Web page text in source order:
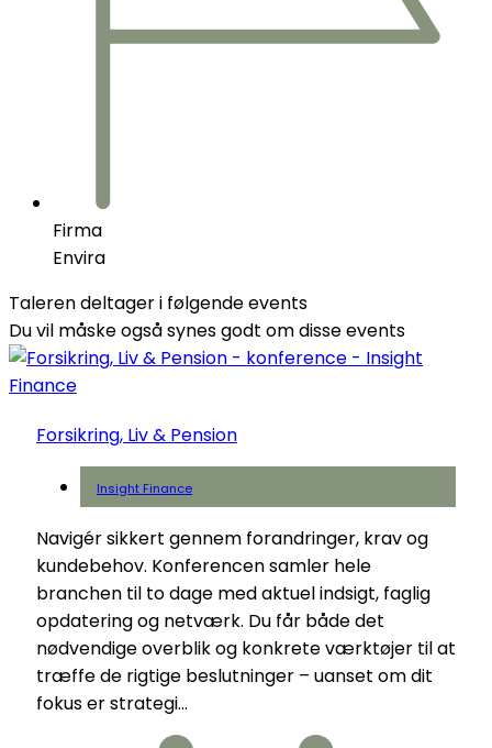
Firma
Envira
Taleren deltager i følgende events
Du vil måske også synes godt om disse events
Forsikring, Liv & Pension
Insight Finance
Navigér sikkert gennem forandringer, krav og
kundebehov. Konferencen samler hele
branchen til to dage med aktuel indsigt, faglig
opdatering og netværk. Du får både det
nødvendige overblik og konkrete værktøjer til at
træffe de rigtige beslutninger – uanset om dit
fokus er strategi...